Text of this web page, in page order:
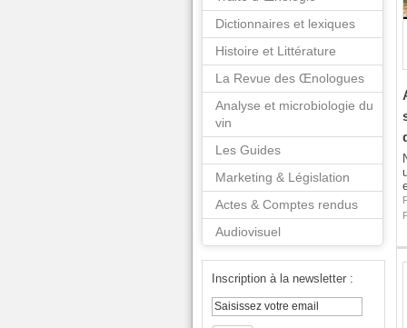
Dictionnaires et lexiques
Histoire et Littérature
La Revue des Œnologues
Analyse et microbiologie du
vin
Les Guides
Marketing & Législation
Actes & Comptes rendus
Audiovisuel
Inscription à la newsletter :